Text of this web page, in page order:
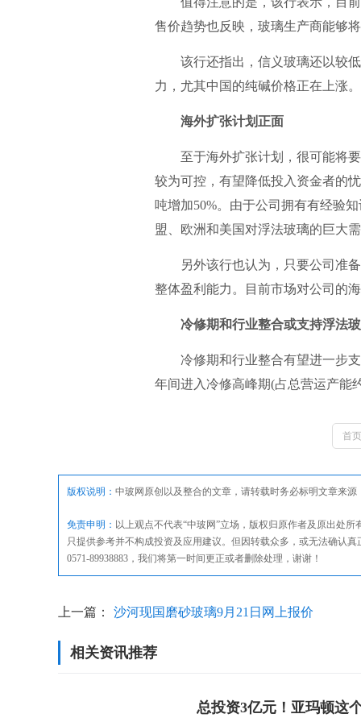
售价趋势也反映，玻璃生产商能够
该行还指出，信义玻璃还以较低
力，尤其中国的纯碱价格正在上涨。
海外扩张计划正面
至于海外扩张计划，很可能将要
较为可控，有望降低投入资金者的
吨增加50%。由于公司拥有有经验
盟、欧洲和美国对浮法玻璃的巨大
另外该行也认为，只要公司准备
整体盈利能力。目前市场对公司的
冷修期和行业整合或支持浮法
冷修期和行业整合有望进一步支
年间进入冷修高峰期(占总营运产能
首页
版权说明： 中玻网原创以及整合的文章，请转载时务必标明文章来源
免责申明： 以上观点不代表“中玻网”立场，版权归原作者及原出处
只提供参考并不构成投资及应用建议。但因转载众多，或无法确认
0571-89938883，我们将第一时间更正或者删除处理，谢谢！
上一篇： 沙河现国磨砂玻璃9月21日网上报价
相关资讯推荐
总投资3亿元！亚玛顿这